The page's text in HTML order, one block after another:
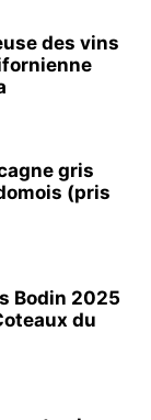
des vins
gris
(pris
Bodin 2025
du